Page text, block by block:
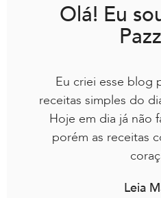
Olá! Eu
Eu criei esse blog
receitas simples do
Hoje em dia já não
porém as receitas
Leia